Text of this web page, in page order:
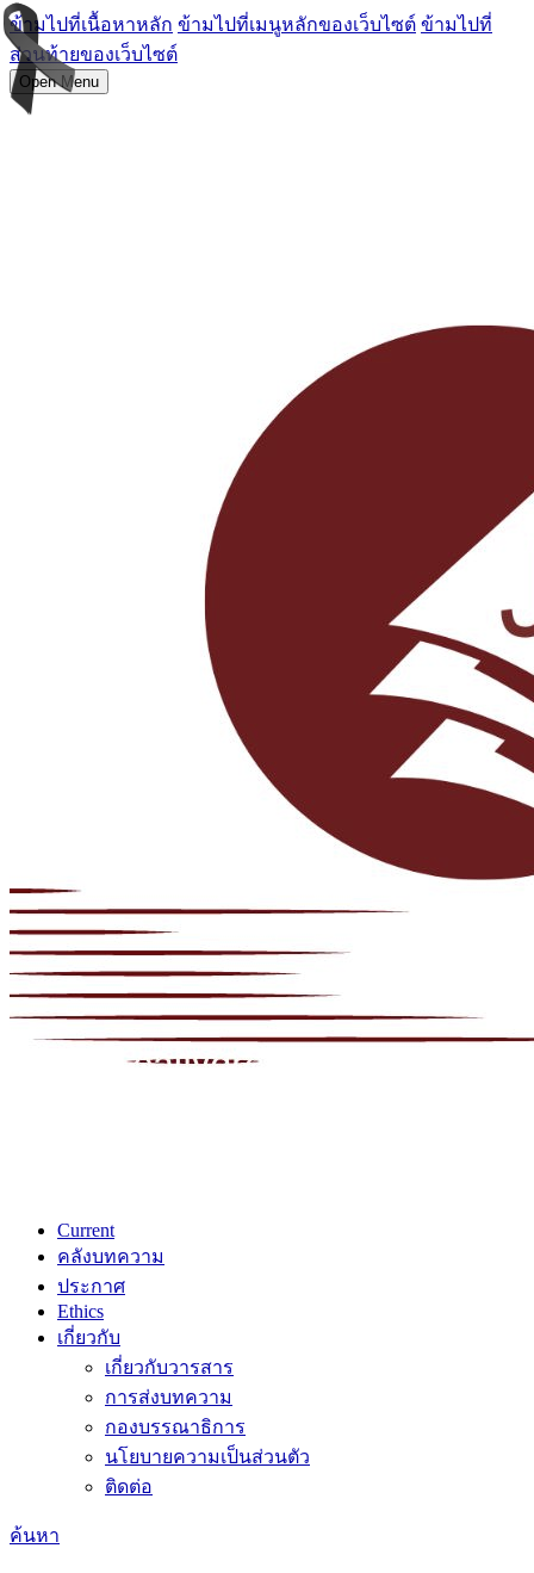
ข้ามไปที่เนื้อหาหลัก ข้ามไปที่เมนูหลักของเว็บไซต์ ข้ามไปที่
ส่วนท้ายของเว็บไซต์
Open Menu
Current
คลังบทความ
ประกาศ
Ethics
เกี่ยวกับ
เกี่ยวกับวารสาร
การส่งบทความ
กองบรรณาธิการ
นโยบายความเป็นส่วนตัว
ติดต่อ
ค้นหา